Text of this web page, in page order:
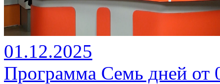
01.12.2025
Программа Семь дней от